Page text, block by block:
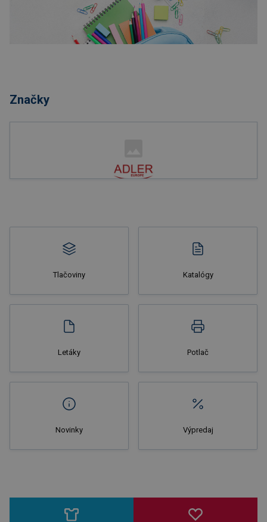
Značky
Tlačoviny Katalógy
Letáky Potlač
Novinky Výpredaj